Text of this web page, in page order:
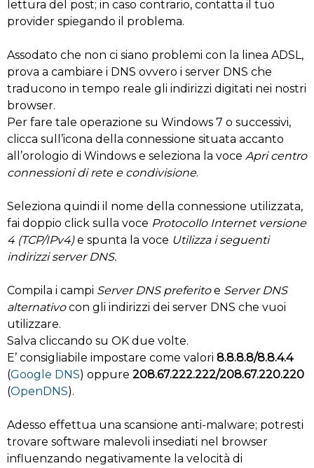
lettura del post; in caso contrario, contatta il tuo
provider spiegando il problema.
Assodato che non ci siano problemi con la linea ADSL,
prova a cambiare i DNS ovvero i server DNS che
traducono in tempo reale gli indirizzi digitati nei nostri
browser.
Per fare tale operazione su Windows 7 o successivi,
clicca sull’icona della connessione situata accanto
all’orologio di Windows e seleziona la voce Apri centro
connessioni di rete e condivisione.
Seleziona quindi il nome della connessione utilizzata,
fai doppio click sulla voce Protocollo Internet versione
4 (TCP/IPv4)e spunta la voce Utilizza i seguenti
indirizzi server DNS.
Compila i campi Server DNS preferitoe Server DNS
alternativocon gli indirizzi dei server DNS che vuoi
utilizzare.
Salva cliccando su OK due volte.
E’ consigliabile impostare come valori 8.8.8.8/8.8.4.4
(Google DNS) oppure 208.67.222.222/208.67.220.220
(OpenDNS).
Adesso effettua una scansione anti-malware; potresti
trovare software malevoli insediati nel browser
influenzando negativamente la velocità di